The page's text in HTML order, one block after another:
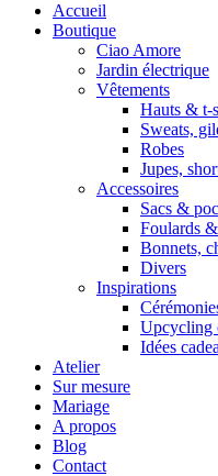
Accueil
Boutique
Ciao Amore
Jardin électrique
Vêtements
Hauts & t-
Sweats,
Robes
Jupes,
Accessoires
Sacs &
Foulards
Bonnets,
Divers
Inspirations
Upcycling
Idées
Atelier
Sur mesure
Mariage
A propos
Blog
Contact